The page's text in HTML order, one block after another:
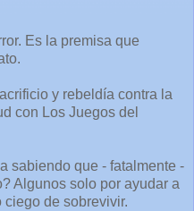
Es la premisa que
y rebeldía contra la
con Los Juegos del
sabiendo que - fatalmente -
Algunos solo por ayudar a
ciego de sobrevivir.